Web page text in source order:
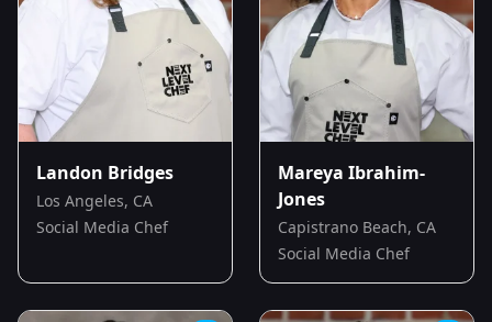
Landon Bridges
Los Angeles, CA
Social Media Chef
Mareya Ibrahim-
Jones
Capistrano Beach, CA
Social Media Chef